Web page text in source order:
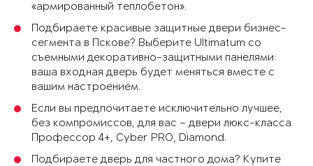
«армированный теплобетон».
Подбираете красивые защитные двери бизнес-
сегмента в Пскове? Выберите Ultimatum со
съемными декоративно-защитными панелями:
ваша входная дверь будет меняться вместе с
вашим настроением.
Если вы предпочитаете исключительно лучшее,
без компромиссов, для вас – двери люкс-класса
Профессор 4+, Cyber PRO, Diamond.
Подбираете дверь для частного дома? Купите